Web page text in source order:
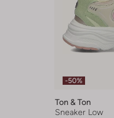
-50%
Ton & Ton
Sneaker Low